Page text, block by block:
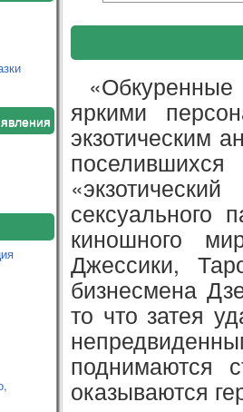
яркими
экзотическим
киношного
Джессики,
бизнесмена
то что затея
поднимаются
оказываются